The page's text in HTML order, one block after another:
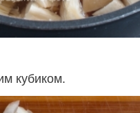
кубиком.